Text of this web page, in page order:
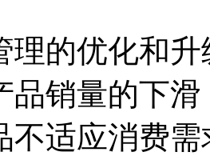
的优化和升
量的下滑
不适应消费